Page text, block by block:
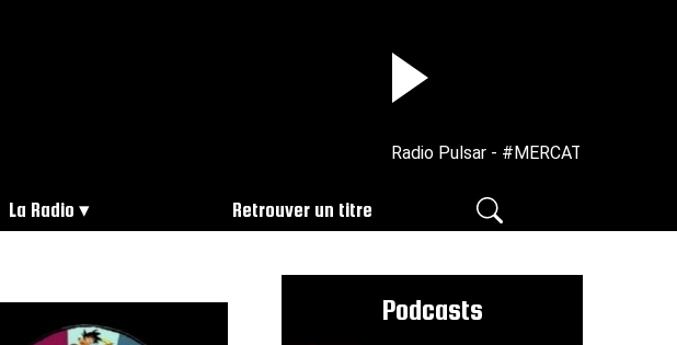
Radio Pulsar - #MERCATO | C'est si
La Radio Retrouver un titre
Podcasts